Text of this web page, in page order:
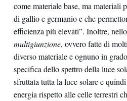
come materiale base, ma materiali
di gallio e germanio e che
efficienza più elevati”. Inoltre,
multigiunzione, ovvero fatte di
diverso materiale e ognuno in
specifica dello spettro della luce
sfruttata tutta la luce solare e
energia rispetto alle celle terrestri